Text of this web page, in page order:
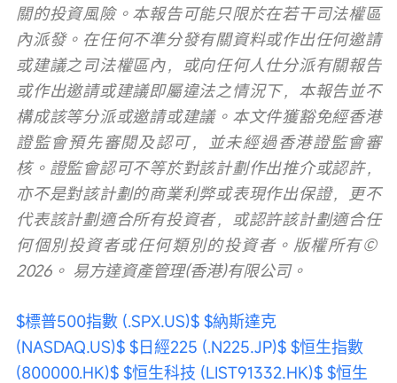
關的投資風險。本報告可能只限於在若干司法權區
內派發。在任何不準分發有關資料或作出任何邀請
或建議之司法權區內，或向任何人仕分派有關報告
或作出邀請或建議即屬違法之情況下，本報告並不
構成該等分派或邀請或建議。本文件獲豁免經香港
證監會預先審閱及認可，並未經過香港證監會審
核。證監會認可不等於對該計劃作出推介或認許，
亦不是對該計劃的商業利弊或表現作出保證，更不
代表該計劃適合所有投資者，或認許該計劃適合任
何個別投資者或任何類別的投資者。版權所有©
2026。 易方達資產管理(香港)有限公司。
$標普500指數 (.SPX.US)$ $納斯達克
(NASDAQ.US)$ $日經225 (.N225.JP)$ $恒生指數
(800000.HK)$ $恒生科技 (LIST91332.HK)$ $恒生